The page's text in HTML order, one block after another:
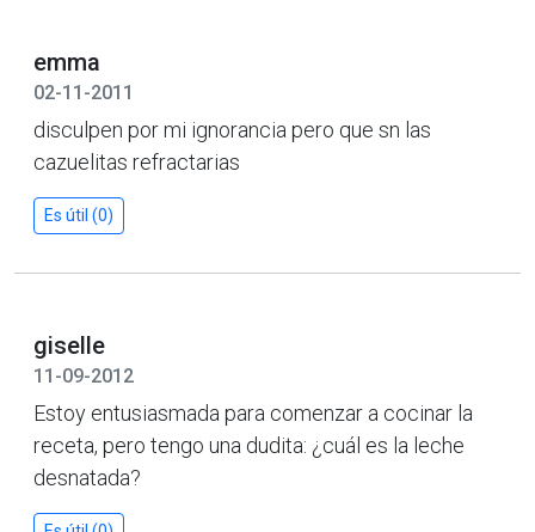
emma
02-11-2011
disculpen por mi ignorancia pero que sn las
cazuelitas refractarias
Es útil (0)
giselle
11-09-2012
Estoy entusiasmada para comenzar a cocinar la
receta, pero tengo una dudita: ¿cuál es la leche
desnatada?